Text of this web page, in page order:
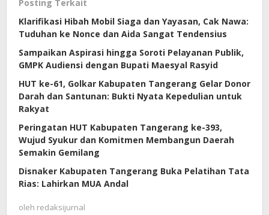
Posting Terkait
Klarifikasi Hibah Mobil Siaga dan Yayasan, Cak Nawa:
Tuduhan ke Nonce dan Aida Sangat Tendensius
Sampaikan Aspirasi hingga Soroti Pelayanan Publik,
GMPK Audiensi dengan Bupati Maesyal Rasyid
HUT ke-61, Golkar Kabupaten Tangerang Gelar Donor
Darah dan Santunan: Bukti Nyata Kepedulian untuk
Rakyat
Peringatan HUT Kabupaten Tangerang ke-393,
Wujud Syukur dan Komitmen Membangun Daerah
Semakin Gemilang
Disnaker Kabupaten Tangerang Buka Pelatihan Tata
Rias: Lahirkan MUA Andal
oleh redaksijurnal